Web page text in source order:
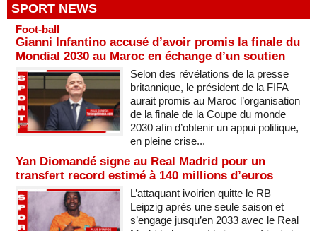
SPORT NEWS
Foot-ball
Gianni Infantino accusé d’avoir promis la finale du
Mondial 2030 au Maroc en échange d’un soutien
Selon des révélations de la presse
britannique, le président de la FIFA
aurait promis au Maroc l’organisation
de la finale de la Coupe du monde
2030 afin d’obtenir un appui politique,
en pleine crise...
Yan Diomandé signe au Real Madrid pour un
transfert record estimé à 140 millions d’euros
L’attaquant ivoirien quitte le RB
Leipzig après une seule saison et
s’engage jusqu’en 2033 avec le Real